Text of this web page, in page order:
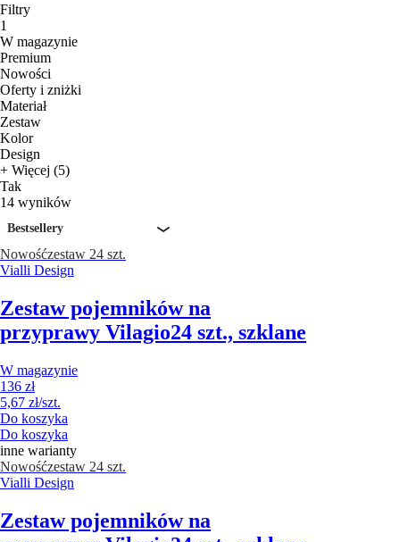
Filtry
1
W magazynie
Premium
Nowości
Oferty i zniżki
Materiał
Zestaw
Kolor
Design
+ Więcej (5)
Tak
14 wyników
Bestsellery
Nowośćzestaw 24 szt.
Vialli Design
Zestaw pojemników na
przyprawy Vilagio24 szt., szklane
W magazynie
136 zł
5,67 zł/szt.
Do koszyka
Do koszyka
inne warianty
Nowośćzestaw 24 szt.
Vialli Design
Zestaw pojemników na